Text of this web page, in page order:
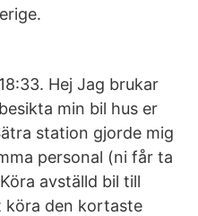
18:33. Hej Jag brukar
besikta min bil hus er
station gjorde mig
personal (ni får ta
avställd bil till
köra den kortaste